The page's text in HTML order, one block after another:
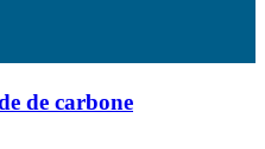
de carbone